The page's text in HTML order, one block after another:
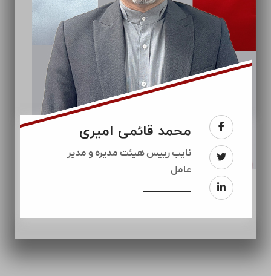
محمد قائمی امیری
نایب رییس هیئت مدیره و مدیر
عامل